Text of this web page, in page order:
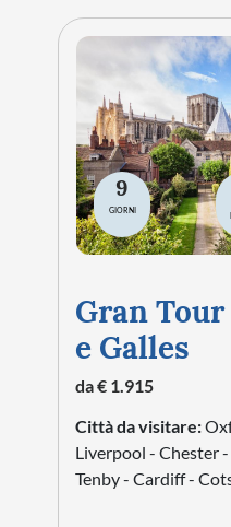
9
GIORNI
Gran
e Galles
da € 1.915
Città da visitare:
Liverpool - Chester
Tenby - Cardiff -